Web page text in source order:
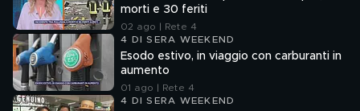
morti e 30 feriti
02 ago | Rete 4
4 DI SERA WEEKEND
Esodo estivo, in viaggio con carburanti in
aumento
01 ago | Rete 4
4 DI SERA WEEKEND